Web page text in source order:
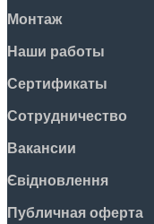
Монтаж
Наши работы
Сертификаты
Сотрудничество
Вакансии
Євідновлення
Публичная оферта